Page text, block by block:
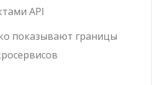
API
показывают границы